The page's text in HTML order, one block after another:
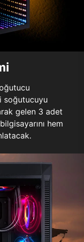
soğutucuyu
gelen 3 adet
hem